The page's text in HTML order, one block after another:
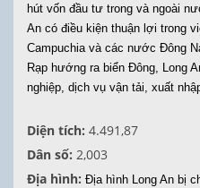
hút vốn đầu tư trong và ngoài
An có điều kiện thuận lợi trong
Campuchia và các nước Đông
Rạp hướng ra biển Đông, Long
nghiệp, dịch vụ vận tải, xuất
Diện tích: 4.491,87
Dân số: 2,003
Địa hình: Địa hình Long An bị